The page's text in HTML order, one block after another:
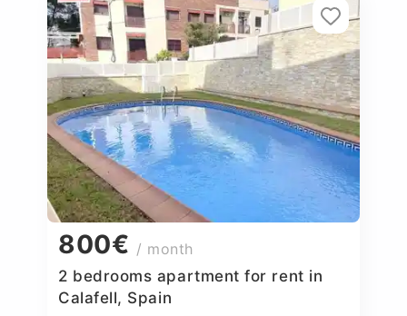
800€ / month
2 bedrooms apartment for rent in
Calafell, Spain